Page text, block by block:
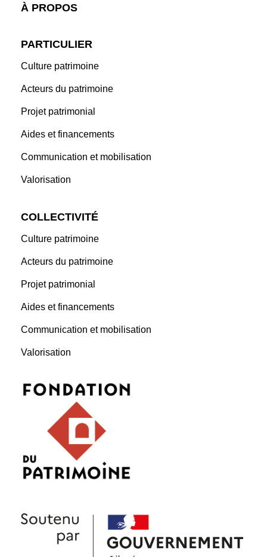
À PROPOS
PARTICULIER
Culture patrimoine
Acteurs du patrimoine
Projet patrimonial
Aides et financements
Communication et mobilisation
Valorisation
COLLECTIVITÉ
Culture patrimoine
Acteurs du patrimoine
Projet patrimonial
Aides et financements
Communication et mobilisation
Valorisation